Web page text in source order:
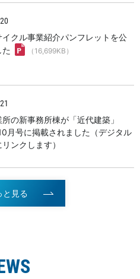
イクル事業紹介パンフレットを公
た
（16,699KB）
の新事務所棟が「近代建築」
月号に掲載されました（デジタル
ンクします）
と見る